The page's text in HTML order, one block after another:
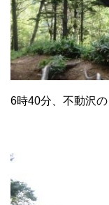
6時40分、不動沢の